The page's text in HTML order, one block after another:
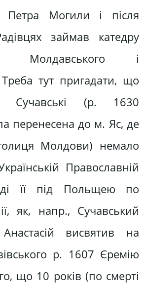
Петра Могили і після
займав катедру
Молдавського і
Треба тут пригадати, що
Сучавські (р. 1630
перенесена до м. Яс, де
Молдови) немало
Православній
її під Польщею по
як, напр., Сучавський
висвятив на
р. 1607 Єремію
що 10 років (по смерті